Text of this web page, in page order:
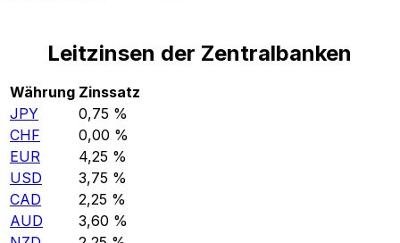
Leitzinsen der Zentralbanken
Währung Zinssatz
JPY
0,75 %
CHF
0,00 %
EUR
4,25 %
USD
3,75 %
CAD
2,25 %
AUD
3,60 %